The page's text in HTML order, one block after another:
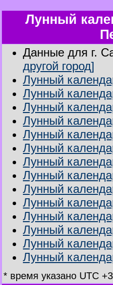
Лунный
Данные для г.
другой город]
Лунный
Лунный
Лунный
Лунный
Лунный
Лунный
Лунный
Лунный
Лунный
Лунный
Лунный
Лунный
Лунный
Лунный
* время указано UTC